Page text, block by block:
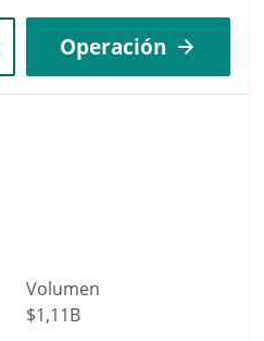
Operación
Volumen
$1,11B